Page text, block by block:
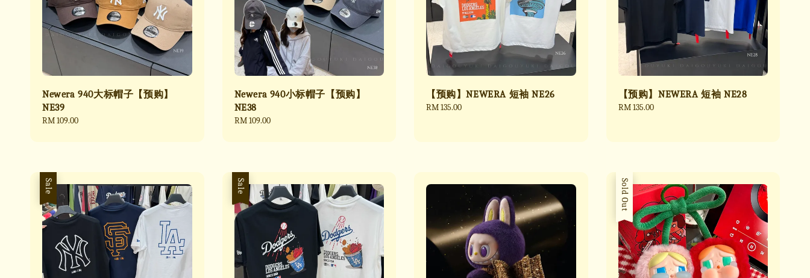
Newera 940大标帽子【预购】
NE39
Regular
RM 109.00
Newera 940小标帽子【预购】
NE38
Regular
RM 109.00
【预购】NEWERA 短袖 NE26
Regular
RM 135.00
【预购】NEWERA 短袖 NE28
Regular
RM 135.00
Sale Sale Sold Out